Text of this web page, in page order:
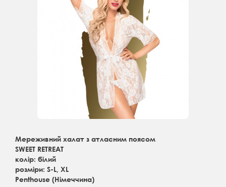
Мереживний халат з атласним поясом
SWEET RETREAT
колір: білий
розміри: S-L, XL
Penthouse (Німеччина)